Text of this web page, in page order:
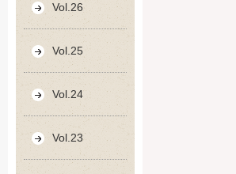
Vol.26
Vol.25
Vol.24
Vol.23